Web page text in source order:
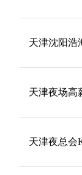
天津沈阳浩
天津夜场高
天津夜总会